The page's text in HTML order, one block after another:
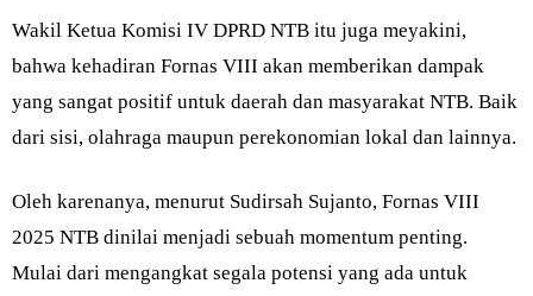
Wakil Ketua Komisi IV DPRD NTB itu juga meyakini,
bahwa kehadiran Fornas VIII akan memberikan dampak
yang sangat positif untuk daerah dan masyarakat NTB. Baik
dari sisi, olahraga maupun perekonomian lokal dan lainnya.
Oleh karenanya, menurut Sudirsah Sujanto, Fornas VIII
2025 NTB dinilai menjadi sebuah momentum penting.
Mulai dari mengangkat segala potensi yang ada untuk